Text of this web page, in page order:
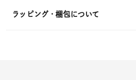
ラッピング・梱包について